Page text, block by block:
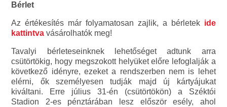
Bérlet
Az értékesítés már folyamatosan zajlik, a bérletek ide
kattintva vásárolhatók meg!
Tavalyi bérleteseinknek lehetőséget adtunk arra
csütörtökig, hogy megszokott helyüket előre lefoglalják a
következő idényre, ezeket a rendszerben nem is lehet
elérni, ők személyesen tudják majd új kártyájukat
kiváltani. Erre július 31-én (csütörtökön) a Széktói
Stadion 2-es pénztárában lesz először esély, ahol